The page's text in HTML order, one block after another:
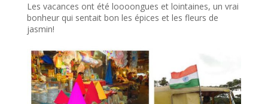
Les vacances ont été loooongues et lointaines, un vrai
bonheur qui sentait bon les épices et les fleurs de
jasmin!